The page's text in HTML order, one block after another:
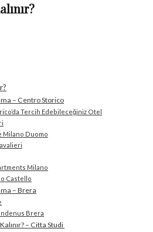
– Centro Storico
Tercih Edebileceğiniz Otel
Milano Duomo
Milano
Castello
– Brera
Brera
– Citta Studi